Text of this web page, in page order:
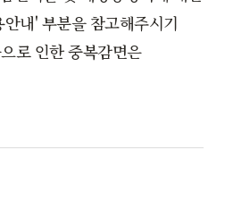
내' 부분을 참고해주시기
로 인한 중복감면은